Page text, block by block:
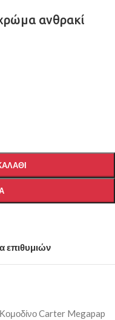
ανθρακί
επιθυμιών
Κομοδίνο Carter Megapap